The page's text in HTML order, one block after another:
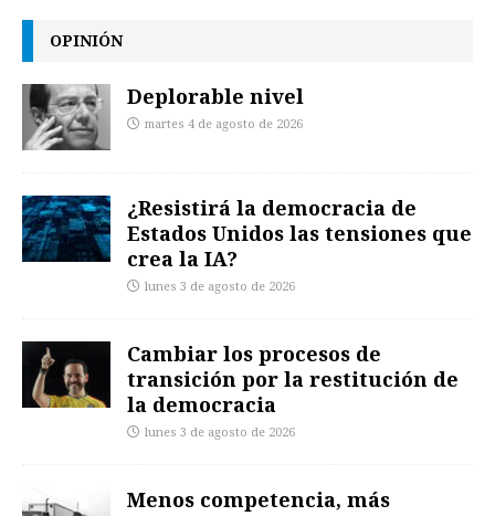
OPINIÓN
Deplorable nivel
martes 4 de agosto de 2026
¿Resistirá la democracia de
Estados Unidos las tensiones que
crea la IA?
lunes 3 de agosto de 2026
Cambiar los procesos de
transición por la restitución de
la democracia
lunes 3 de agosto de 2026
Menos competencia, más